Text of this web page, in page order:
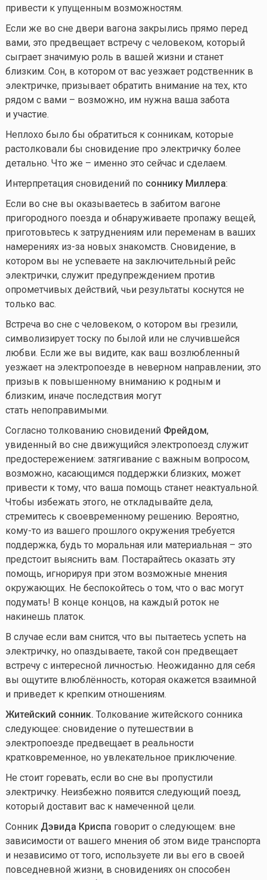
привести к упущенным возможностям.
Если же во сне двери вагона закрылись прямо перед
вами, это предвещает встречу с человеком, который
сыграет значимую роль в вашей жизни и станет
близким. Сон, в котором от вас уезжает родственник в
электричке, призывает обратить внимание на тех, кто
рядом с вами – возможно, им нужна ваша забота
и участие.
Неплохо было бы обратиться к сонникам, которые
растолковали бы сновидение про электричку более
детально. Что же – именно это сейчас и сделаем.
Интерпретация сновидений по соннику Миллера:
Если во сне вы оказываетесь в забитом вагоне
пригородного поезда и обнаруживаете пропажу вещей,
приготовьтесь к затруднениям или переменам в ваших
намерениях из-за новых знакомств. Сновидение, в
котором вы не успеваете на заключительный рейс
электрички, служит предупреждением против
опрометчивых действий, чьи результаты коснутся не
только вас.
Встреча во сне с человеком, о котором вы грезили,
символизирует тоску по былой или не случившейся
любви. Если же вы видите, как ваш возлюбленный
уезжает на электропоезде в неверном направлении, это
призыв к повышенному вниманию к родным и
близким, иначе последствия могут
стать непоправимыми.
Согласно толкованию сновидений Фрейдом,
увиденный во сне движущийся электропоезд служит
предостережением: затягивание с важным вопросом,
возможно, касающимся поддержки близких, может
привести к тому, что ваша помощь станет неактуальной.
Чтобы избежать этого, не откладывайте дела,
стремитесь к своевременному решению. Вероятно,
кому-то из вашего прошлого окружения требуется
поддержка, будь то моральная или материальная – это
предстоит выяснить вам. Постарайтесь оказать эту
помощь, игнорируя при этом возможные мнения
окружающих. Не беспокойтесь о том, что о вас могут
подумать! В конце концов, на каждый роток не
накинешь платок.
В случае если вам снится, что вы пытаетесь успеть на
электричку, но опаздываете, такой сон предвещает
встречу с интересной личностью. Неожиданно для себя
вы ощутите влюблённость, которая окажется взаимной
и приведет к крепким отношениям.
Житейский сонник. Толкование житейского сонника
следующее: сновидение о путешествии в
электропоезде предвещает в реальности
кратковременное, но увлекательное приключение.
Не стоит горевать, если во сне вы пропустили
электричку. Неизбежно появится следующий поезд,
который доставит вас к намеченной цели.
Сонник Дэвида Криспа говорит о следующем: вне
зависимости от вашего мнения об этом виде транспорта
и независимо от того, используете ли вы его в своей
повседневной жизни, в сновидениях он способен